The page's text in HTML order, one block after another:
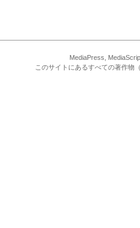
MediaPress,
このサイトにあるすべての著作物